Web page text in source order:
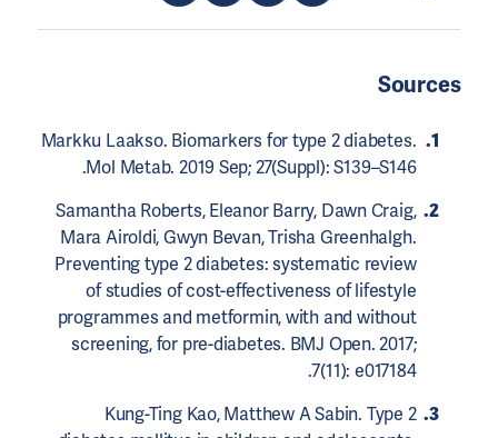
Sources
Markku Laakso. Biomarkers for type 2 diabetes.
Mol Metab. 2019 Sep; 27(Suppl): S139–S146.
Samantha Roberts, Eleanor Barry, Dawn Craig,
Mara Airoldi, Gwyn Bevan, Trisha Greenhalgh.
Preventing type 2 diabetes: systematic review
of studies of cost-effectiveness of lifestyle
programmes and metformin, with and without
screening, for pre-diabetes. BMJ Open. 2017;
7(11): e017184.
Kung-Ting Kao, Matthew A Sabin. Type 2